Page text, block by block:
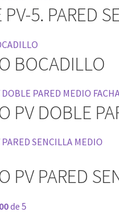
5. PARED
BOCADILLO
PV DOBLE
PV PARED
de 5